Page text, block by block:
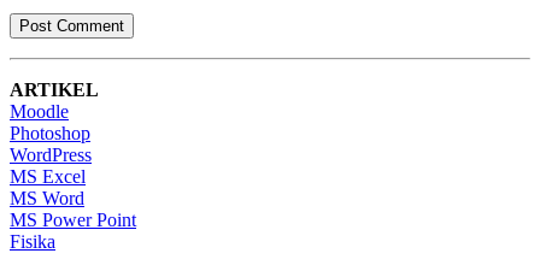
ARTIKEL
Moodle
Photoshop
WordPress
MS Excel
MS Word
MS Power Point
Fisika